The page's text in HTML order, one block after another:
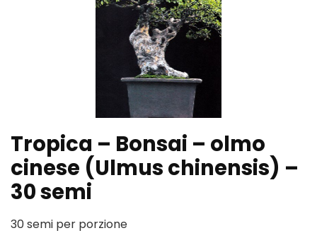
Tropica – Bonsai – olmo
cinese (Ulmus chinensis) –
30 semi
30 semi per porzione